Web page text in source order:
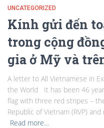
UNCATEGORIZED
Kính gửi đến
trong cộng
gia ở Mỹ và
A letter to All Vietnamese in
the World It has been 46
flag with three red stripes –
Republic of Vietnam (RVP)
Read more…